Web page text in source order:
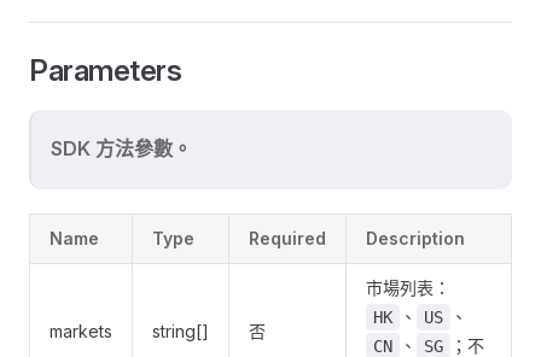
Parameters
SDK 方法參數。
Name Type Required Description
markets string[] 否
市場列表：
HK 、 US 、
CN 、 SG
；不